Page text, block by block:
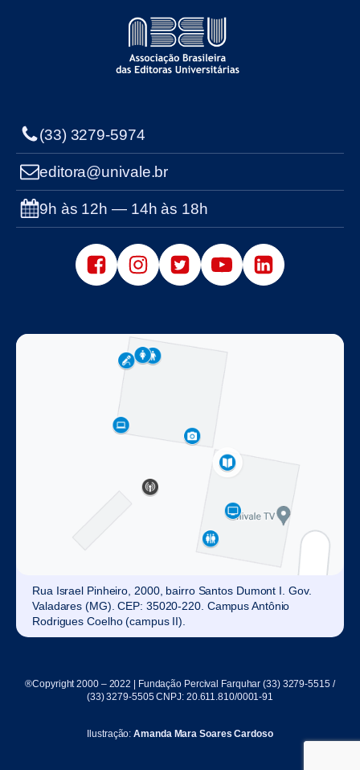
(33) 3279-5974
editora@univale.br
9h às 12h — 14h às 18h
Rua Israel Pinheiro, 2000, bairro Santos Dumont I. Gov.
Valadares (MG). CEP: 35020-220. Campus Antônio
Rodrigues Coelho (campus II).
®Copyright 2000 – 2022 | Fundação Percival Farquhar (33) 3279-5515 /
(33) 3279-5505 CNPJ: 20.611.810/0001-91
Ilustração:Amanda Mara Soares Cardoso